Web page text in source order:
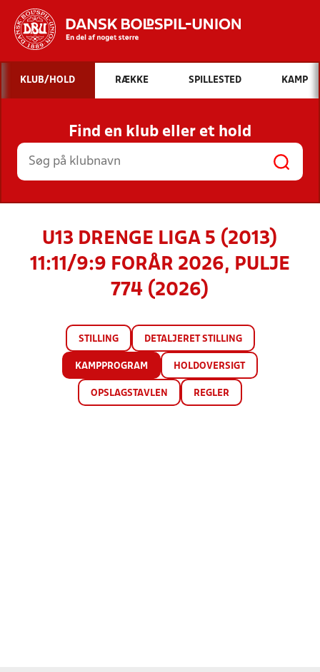
Hvad vil du søge efter?
INDHOLD OG NYHEDER
STILLINGER, RESULTATER, KLUBBER OG
HOLD
KLUB/HOLD RÆKKE SPILLESTED KAMP
Find en klub eller et hold
U13 DRENGE LIGA 5 (2013)
11:11/9:9 FORÅR 2026, PULJE
774 (2026)
STILLING DETALJERET STILLING
KAMPPROGRAM HOLDOVERSIGT
OPSLAGSTAVLEN REGLER